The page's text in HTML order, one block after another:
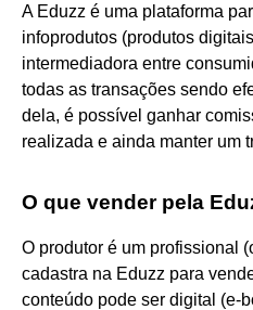
A Eduzz é uma plataforma
infoprodutos (produtos
intermediadora entre
todas as transações sendo
dela, é possível ganhar
realizada e ainda manter um
O que vender pela
O produtor é um profissional
cadastra na Eduzz para
conteúdo pode ser digital (e-